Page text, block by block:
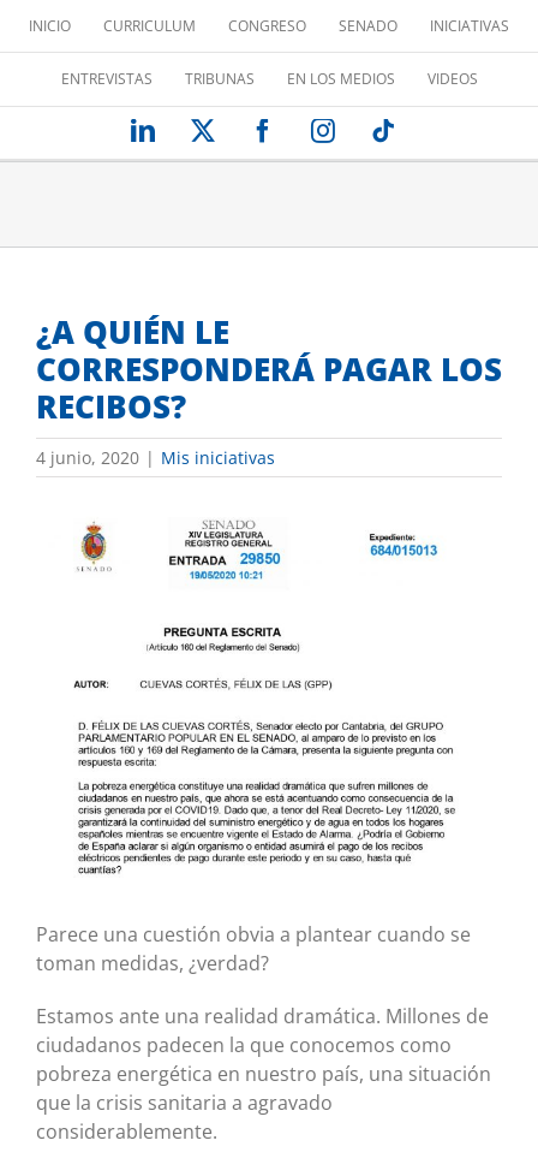
contenido
INICIO CURRICULUM CONGRESO SENADO INICIATIVAS
ENTREVISTAS TRIBUNAS EN LOS MEDIOS VIDEOS
LinkedIn FacebookInstagram
¿A QUIÉN LE
CORRESPONDERÁ PAGAR LOS
RECIBOS?
4 junio, 2020 | Mis iniciativas
imagen
Parece una cuestión obvia a plantear cuando se
toman medidas, ¿verdad?
Estamos ante una realidad dramática. Millones de
ciudadanos padecen la que conocemos como
pobreza energética en nuestro país, una situación
que la crisis sanitaria a agravado
considerablemente.